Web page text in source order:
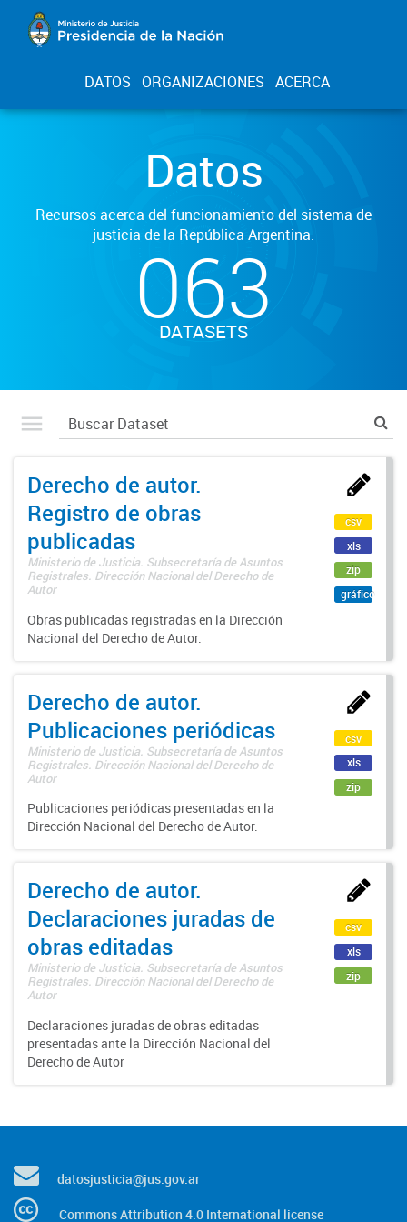
DATOS ORGANIZACIONES ACERCA
Datos
Recursos acerca del funcionamiento del sistema de
justicia de la República Argentina.
063
DATASETS
Derecho de autor.
Registro de obras
publicadas
Ministerio de Justicia. Subsecretaría de Asuntos
Registrales. Dirección Nacional del Derecho de
Autor
Obras publicadas registradas en la Dirección
Nacional del Derecho de Autor.
csv
xls
zip
gráfico
Derecho de autor.
Publicaciones periódicas
Ministerio de Justicia. Subsecretaría de Asuntos
Registrales. Dirección Nacional del Derecho de
Autor
Publicaciones periódicas presentadas en la
Dirección Nacional del Derecho de Autor.
csv
xls
zip
Derecho de autor.
Declaraciones juradas de
obras editadas
Ministerio de Justicia. Subsecretaría de Asuntos
Registrales. Dirección Nacional del Derecho de
Autor
Declaraciones juradas de obras editadas
presentadas ante la Dirección Nacional del
Derecho de Autor
csv
xls
zip
datosjusticia@jus.gov.ar
Commons Attribution 4.0 International license